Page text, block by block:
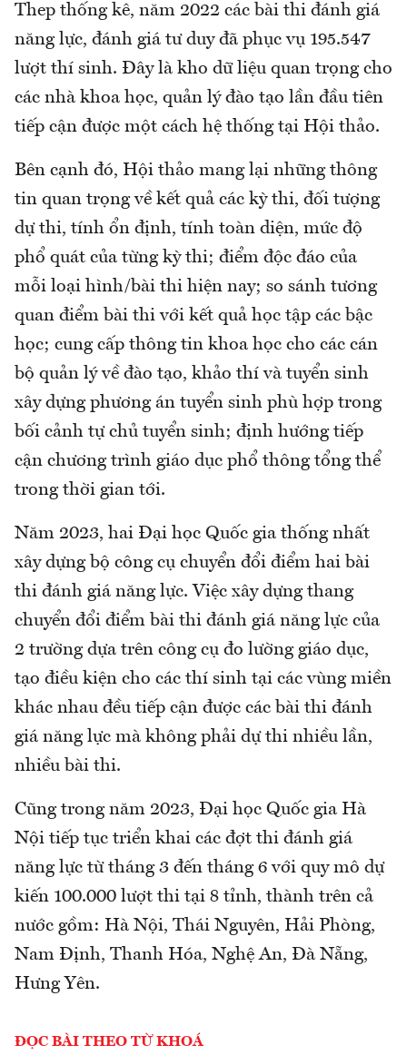
Thep thống kê, năm 2022 các bài thi đánh giá
năng lực, đánh giá tư duy đã phục vụ 195.547
lượt thí sinh. Đây là kho dữ liệu quan trọng cho
các nhà khoa học, quản lý đào tạo lần đầu tiên
tiếp cận được một cách hệ thống tại Hội thảo.
Bên cạnh đó, Hội thảo mang lại những thông
tin quan trọng về kết quả các kỳ thi, đối tượng
dự thi, tính ổn định, tính toàn diện, mức độ
phổ quát của từng kỳ thi; điểm độc đáo của
mỗi loại hình/bài thi hiện nay; so sánh tương
quan điểm bài thi với kết quả học tập các bậc
học; cung cấp thông tin khoa học cho các cán
bộ quản lý về đào tạo, khảo thí và tuyển sinh
xây dựng phương án tuyển sinh phù hợp trong
bối cảnh tự chủ tuyển sinh; định hướng tiếp
cận chương trình giáo dục phổ thông tổng thể
trong thời gian tới.
Năm 2023, hai Đại học Quốc gia thống nhất
xây dựng bộ công cụ chuyển đổi điểm hai bài
thi đánh giá năng lực. Việc xây dựng thang
chuyển đổi điểm bài thi đánh giá năng lực của
2 trường dựa trên công cụ đo lường giáo dục,
tạo điều kiện cho các thí sinh tại các vùng miền
khác nhau đều tiếp cận được các bài thi đánh
giá năng lực mà không phải dự thi nhiều lần,
nhiều bài thi.
Cũng trong năm 2023, Đại học Quốc gia Hà
Nội tiếp tục triển khai các đợt thi đánh giá
năng lực từ tháng 3 đến tháng 6 với quy mô dự
kiến 100.000 lượt thi tại 8 tỉnh, thành trên cả
nước gồm: Hà Nội, Thái Nguyên, Hải Phòng,
Nam Định, Thanh Hóa, Nghệ An, Đà Nẵng,
Hưng Yên.
ĐỌC BÀI THEO TỪ KHOÁ